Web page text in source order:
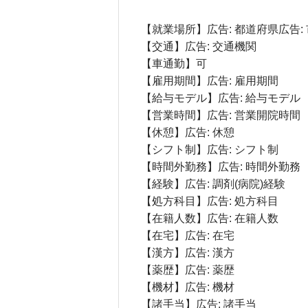
【就業場所】広告: 都道府県広告:
【交通】広告: 交通機関
【車通勤】可
【雇用期間】広告: 雇用期間
【給与モデル】広告: 給与モデル
【営業時間】広告: 営業開院時間
【休憩】広告: 休憩
【シフト制】広告: シフト制
【時間外勤務】広告: 時間外勤務
【経験】広告: 調剤(病院)経験
【処方科目】広告: 処方科目
【在籍人数】広告: 在籍人数
【在宅】広告: 在宅
【漢方】広告: 漢方
【薬歴】広告: 薬歴
【機材】広告: 機材
【諸手当】広告: 諸手当